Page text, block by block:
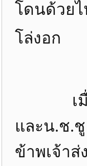
โดนด้วยไ
โล่งอก
เมื่อข้า
และน.ช.
ข้าพเจ้าส่